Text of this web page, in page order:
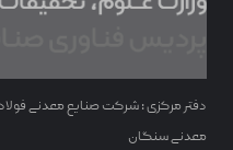
دفتر مرکزی : شرکت صنایع معدنی
معدنی سنگان